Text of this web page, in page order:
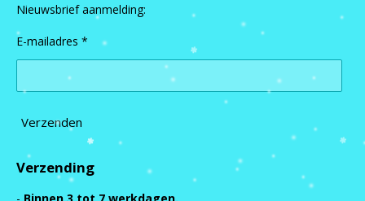
Nieuwsbrief aanmelding:
E-mailadres *
Verzenden
Verzending